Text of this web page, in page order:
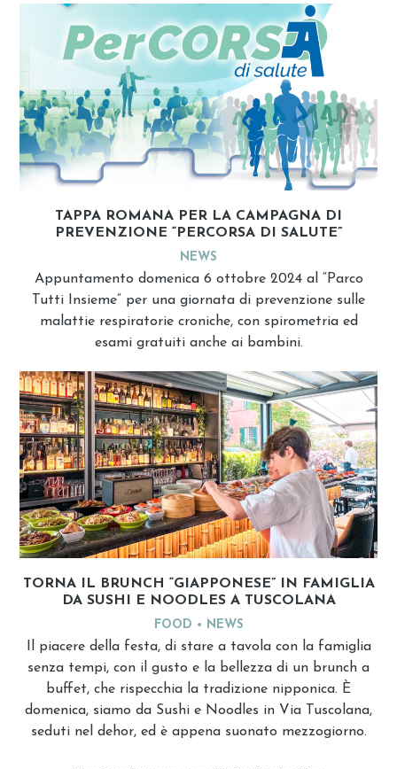
TAPPA ROMANA PER LA CAMPAGNA DI
PREVENZIONE “PERCORSA DI SALUTE”
NEWS
Appuntamento domenica 6 ottobre 2024 al “Parco
Tutti Insieme” per una giornata di prevenzione sulle
malattie respiratorie croniche, con spirometria ed
esami gratuiti anche ai bambini.
TORNA IL BRUNCH “GIAPPONESE” IN FAMIGLIA
DA SUSHI E NOODLES A TUSCOLANA
FOOD NEWS
Il piacere della festa, di stare a tavola con la famiglia
senza tempi, con il gusto e la bellezza di un brunch a
buffet, che rispecchia la tradizione nipponica. È
domenica, siamo da Sushi e Noodles in Via Tuscolana,
seduti nel dehor, ed è appena suonato mezzogiorno.